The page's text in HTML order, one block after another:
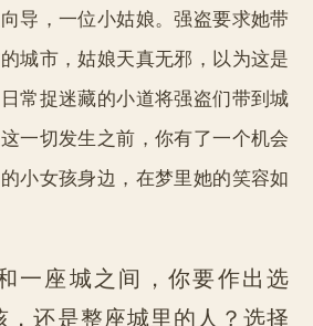
导，一位小姑娘。强盗要求她带
城市，姑娘天真无邪，以为这是
常捉迷藏的小道将强盗们带到城
一切发生之前，你有了一个机会
小女孩身边，在梦里她的笑容如
一座城之间，你要作出选
，还是整座城里的人？选择